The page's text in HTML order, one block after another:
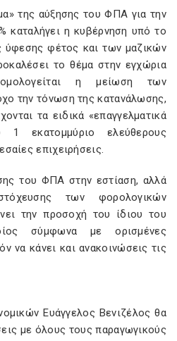
της αύξησης του ΦΠΑ για την
καταλήγει η κυβέρνηση υπό το
ύφεσης φέτος και των μαζικών
το θέμα στην εγχώρια
η μείωση των
την τόνωση της κατανάλωσης,
τα ειδικά «επαγγελματικά
1 εκατομμύριο ελεύθερους
επιχειρήσεις.
του ΦΠΑ στην εστίαση, αλλά
των φορολογικών
την προσοχή του ίδιου του
σύμφωνα με ορισμένες
να κάνει και ανακοινώσεις τις
Ευάγγελος Βενιζέλος θα
με όλους τους παραγωγικούς